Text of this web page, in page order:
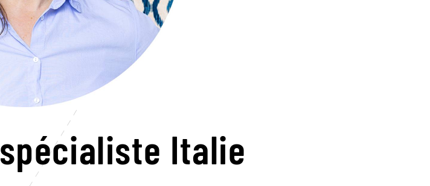
spécialiste Italie